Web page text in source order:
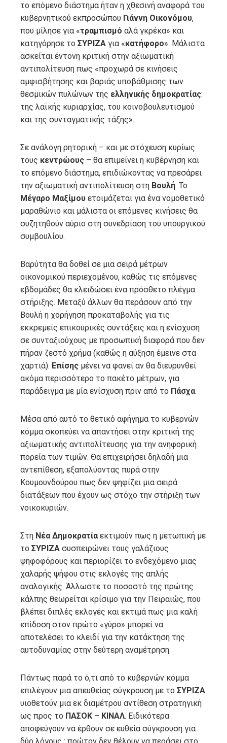
το επόμενο διάστημα ήταν η χθεσινή αναφορά του
κυβερνητικού εκπροσώπου Γιάννη Οικονόμου,
που μίλησε για «τραμπισμό αλά γκρέκα» και
κατηγόρησε το ΣΥΡΙΖΑ για «κατήφορο». Μάλιστα
ασκείται έντονη κριτική στην αξιωματική
αντιπολίτευση πως «προχωρά σε κινήσεις
αμφισβήτησης και βαριάς υποβάθμισης των
θεσμικών πυλώνων της ελληνικής δημοκρατίας:
της λαϊκής κυριαρχίας, του κοινοβουλευτισμού
και της συνταγματικής τάξης».
Σε ανάλογη ρητορική – και με στόχευση κυρίως
τους κεντρώους – θα επιμείνει η κυβέρνηση και
το επόμενο διάστημα, επιδιώκοντας να πρεσάρει
την αξιωματική αντιπολίτευση στη Βουλή. Το
Μέγαρο Μαξίμου ετοιμάζεται για ένα νομοθετικό
μαραθώνιο και μάλιστα οι επόμενες κινήσεις θα
συζητηθούν αύριο στη συνεδρίαση του υπουργικού
συμβουλίου.
Βαρύτητα θα δοθεί σε μια σειρά μέτρων
οικονομικού περιεχομένου, καθώς τις επόμενες
εβδομάδες θα κλειδώσει ένα πρόσθετο πλέγμα
στήριξης. Μεταξύ άλλων θα περάσουν από την
Βουλή η χορήγηση προκαταβολής για τις
εκκρεμείς επικουρικές συντάξεις και η ενίσχυση
σε συνταξιούχους με προσωπική διαφορά που δεν
πήραν ζεστό χρήμα (καθώς η αύξηση έμεινε στα
χαρτιά). Επίσης μένει να φανεί αν θα διευρυνθεί
ακόμα περισσότερο το πακέτο μέτρων, για
παράδειγμα με μία ενίσχυση πριν από το Πάσχα.
Μέσα από αυτό το θετικό αφήγημα το κυβερνών
κόμμα σκοπεύει να απαντήσει στην κριτική της
αξιωματικής αντιπολίτευσης για την ανηφορική
πορεία των τιμών. Θα επιχειρήσει δηλαδή μια
αντεπίθεση, εξαπολύοντας πυρά στην
Κουμουνδούρου πως δεν ψηφίζει μια σειρά
διατάξεων που έχουν ως στόχο την στήριξη των
νοικοκυριών.
Στη Νέα Δημοκρατίαεκτιμούν πως η μετωπική με
το ΣΥΡΙΖΑ συσπειρώνει τους γαλάζιους
ψηφοφόρους και περιορίζει το ενδεχόμενο μιας
χαλαρής ψήφου στις εκλογές της απλής
αναλογικής. Άλλωστε το ποσοστό της πρώτης
κάλπης θεωρείται κρίσιμο για την Πειραιώς, που
βλέπει διπλές εκλογές και εκτιμά πως μια καλή
επίδοση στον πρώτο «γύρο» μπορεί να
αποτελέσει το κλειδί για την κατάκτηση της
αυτοδυναμίας στην δεύτερη αναμέτρηση
Πάντως παρά το ό,τι από το κυβερνών κόμμα
επιλέγουν μια απευθείας σύγκρουση με το ΣΥΡΙΖΑ
υιοθετούν μια εκ διαμέτρου αντίθεση στρατηγική
ως προς το ΠΑΣΟΚ – ΚΙΝΑΛ. Ειδικότερα
αποφεύγουν να έρθουν σε ευθεία σύγκρουση για